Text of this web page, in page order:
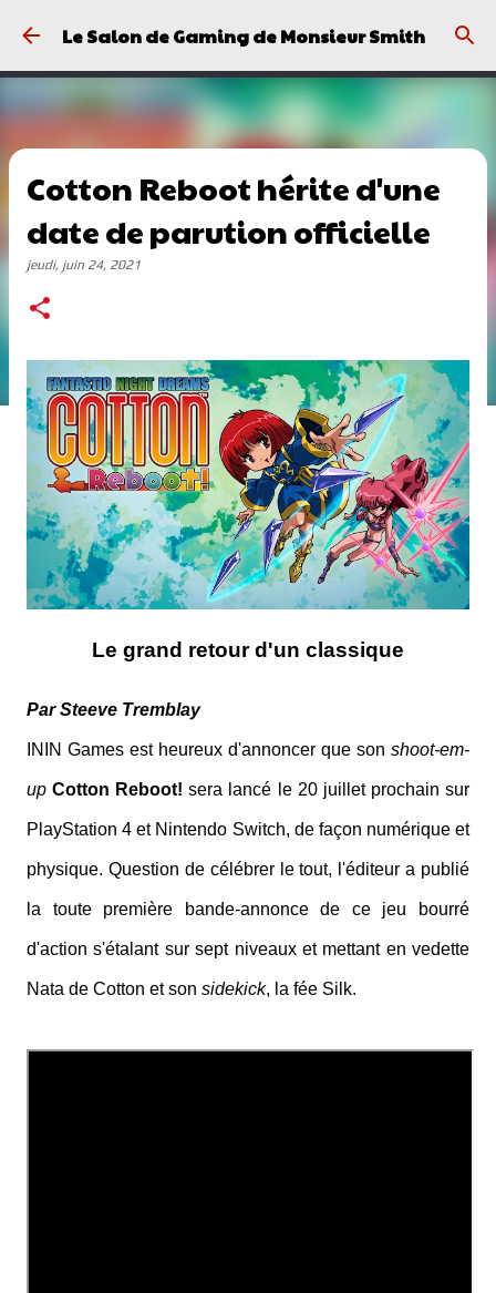
Passer au contenu principal
Le Salon de Gaming de Monsieur Smith
Cotton Reboot hérite d'une
date de parution officielle
jeudi, juin 24, 2021
Le grand retour d'un classique
Par Steeve Tremblay
ININ Games est heureux d'annoncer que son shoot-em-
up Cotton Reboot!sera lancé le 20 juillet prochain sur
PlayStation 4 et Nintendo Switch, de façon numérique et
physique. Question de célébrer le tout, l'éditeur a publié
la toute première bande-annonce de ce jeu bourré
d'action s'étalant sur sept niveaux et mettant en vedette
Nata de Cotton et son sidekick, la fée Silk.